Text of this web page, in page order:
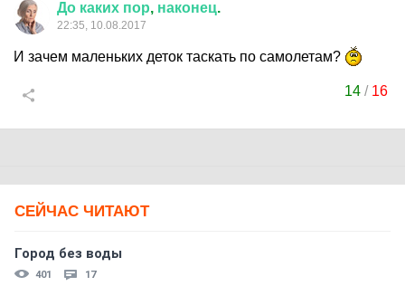
До каких пор, наконец.
22:35, 10.08.2017
И зачем маленьких деток таскать по самолетам?
14/ 16
СЕЙЧАС ЧИТАЮТ
Город без воды
401 17